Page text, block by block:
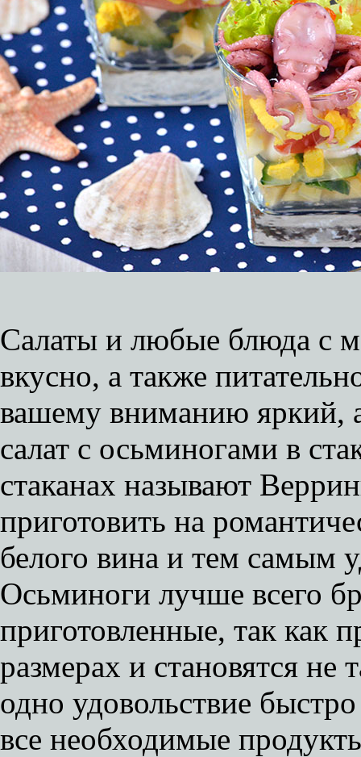
Салаты и любые блюда с
вкусно, а также
вашему вниманию яркий,
салат с осьминогами в
стаканах называют
приготовить на
белого вина и тем самым
Осьминоги лучше всего
приготовленные, так как
размерах и становятся не
одно удовольствие
все необходимые